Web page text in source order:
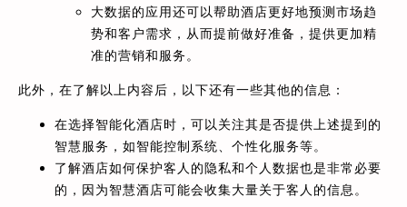
大数据的应用还可以帮助酒店更好地预测市场趋
势和客户需求，从而提前做好准备，提供更加精
准的营销和服务。
此外，在了解以上内容后，以下还有一些其他的信息：
在选择智能化酒店时，可以关注其是否提供上述提到的
智慧服务，如智能控制系统、个性化服务等。
了解酒店如何保护客人的隐私和个人数据也是非常必要
的，因为智慧酒店可能会收集大量关于客人的信息。